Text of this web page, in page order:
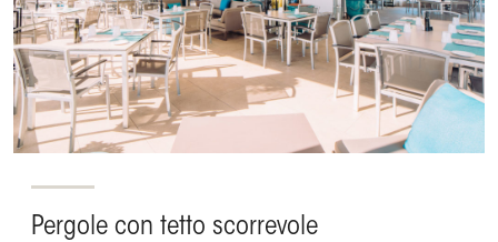
Pergole con tetto scorrevole